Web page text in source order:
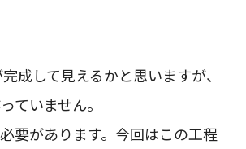
成して見えるかと思いますが、
ていません。
要があります。今回はこの工程